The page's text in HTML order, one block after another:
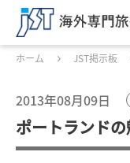
ホーム JST掲示板
2013年08月09日
ポートランド